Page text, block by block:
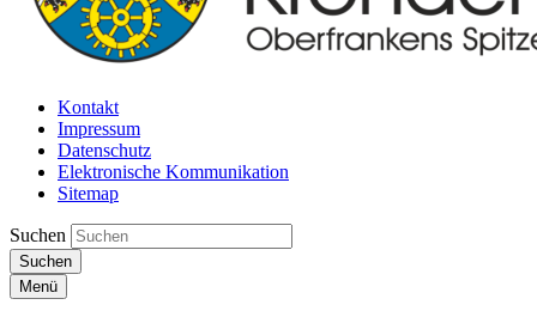
Kontakt
Impressum
Datenschutz
Elektronische Kommunikation
Sitemap
Suchen
Suchen
Menü